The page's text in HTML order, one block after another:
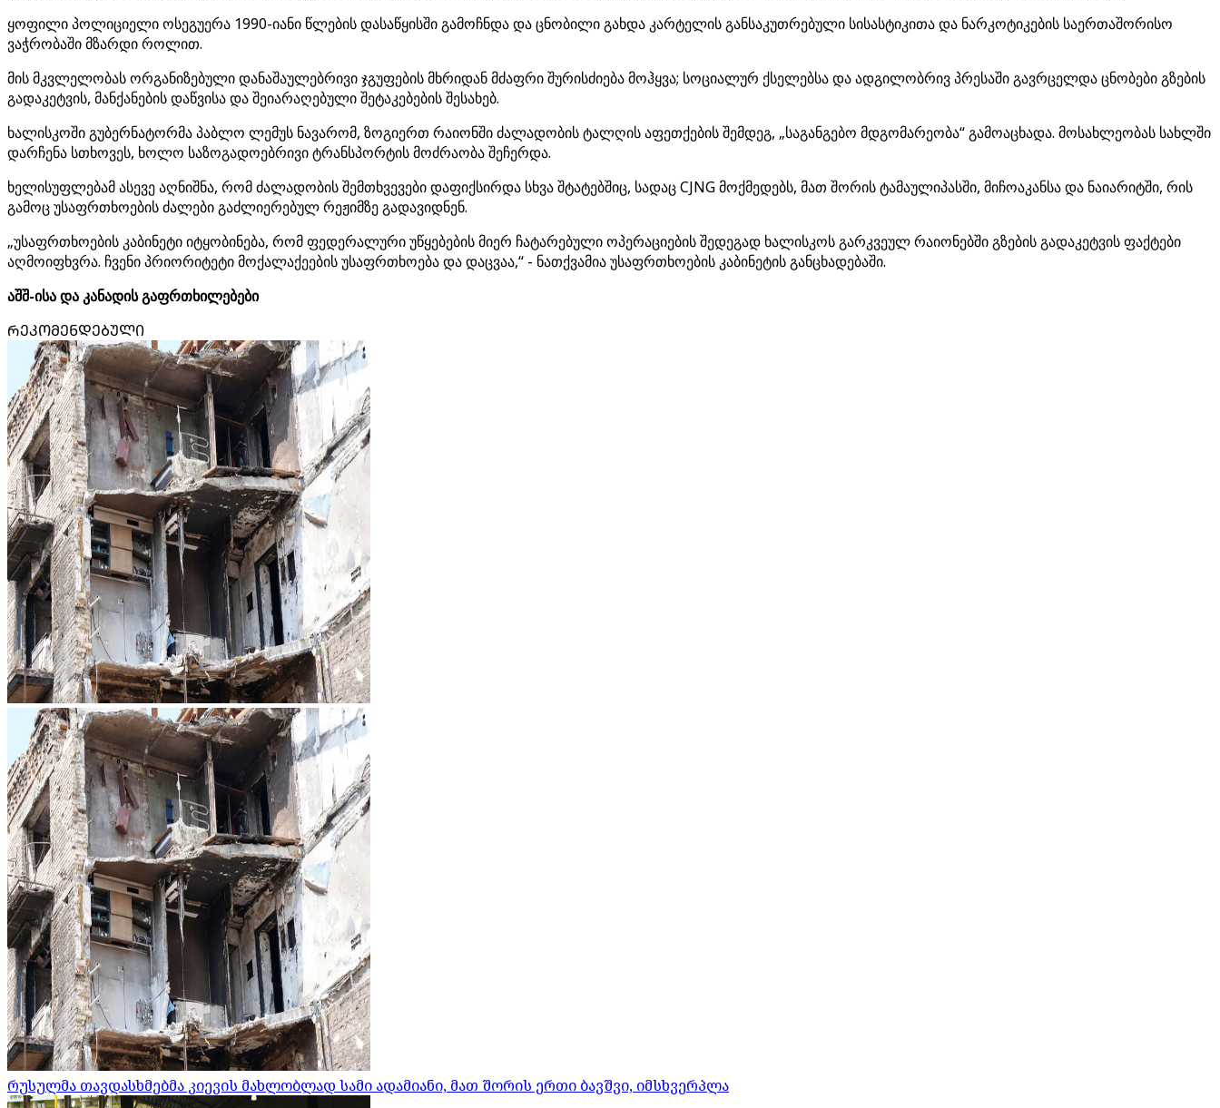
ყოფილი პოლიციელი ოსეგუერა 1990-იანი წლების დასაწყისში გამოჩნდა და ცნობილი გახდა კარტელის განსაკუთრებული სისასტიკითა და ნარკოტიკების საერთაშორისო
ვაჭრობაში მზარდი როლით.
მის მკვლელობას ორგანიზებული დანაშაულებრივი ჯგუფების მხრიდან მძაფრი შურისძიება მოჰყვა; სოციალურ ქსელებსა და ადგილობრივ პრესაში გავრცელდა ცნობები გზების
გადაკეტვის, მანქანების დაწვისა და შეიარაღებული შეტაკებების შესახებ.
ხალისკოში გუბერნატორმა პაბლო ლემუს ნავარომ, ზოგიერთ რაიონში ძალადობის ტალღის აფეთქების შემდეგ, „საგანგებო მდგომარეობა“ გამოაცხადა. მოსახლეობას სახლში
დარჩენა სთხოვეს, ხოლო საზოგადოებრივი ტრანსპორტის მოძრაობა შეჩერდა.
ხელისუფლებამ ასევე აღნიშნა, რომ ძალადობის შემთხვევები დაფიქსირდა სხვა შტატებშიც, სადაც CJNG მოქმედებს, მათ შორის ტამაულიპასში, მიჩოაკანსა და ნაიარიტში, რის
გამოც უსაფრთხოების ძალები გაძლიერებულ რეჟიმზე გადავიდნენ.
„უსაფრთხოების კაბინეტი იტყობინება, რომ ფედერალური უწყებების მიერ ჩატარებული ოპერაციების შედეგად ხალისკოს გარკვეულ რაიონებში გზების გადაკეტვის ფაქტები
აღმოიფხვრა. ჩვენი პრიორიტეტი მოქალაქეების უსაფრთხოება და დაცვაა,“ - ნათქვამია უსაფრთხოების კაბინეტის განცხადებაში.
აშშ-ისა და კანადის გაფრთხილებები
ᲠᲔᲙᲝᲛᲔᲜᲓᲔᲑᲣᲚᲘ
რუსულმა თავდასხმებმა კიევის მახლობლად სამი ადამიანი, მათ შორის ერთი ბავშვი, იმსხვერპლა